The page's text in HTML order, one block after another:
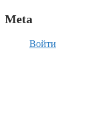
Meta
Войти